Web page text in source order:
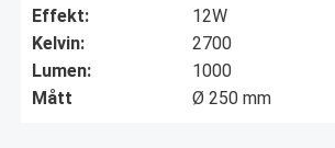
Effekt:
12W
Kelvin:
2700
Lumen:
1000
Mått
Ø 250 mm